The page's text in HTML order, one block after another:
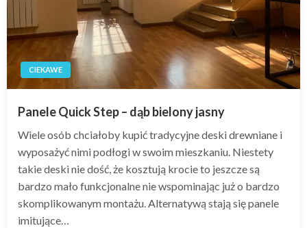
CIEKAWE
Panele Quick Step – dąb bielony jasny
Wiele osób chciałoby kupić tradycyjne deski drewniane i
wyposażyć nimi podłogi w swoim mieszkaniu. Niestety
takie deski nie dość, że kosztują krocie to jeszcze są
bardzo mało funkcjonalne nie wspominając już o bardzo
skomplikowanym montażu. Alternatywą stają się panele
imitujące…